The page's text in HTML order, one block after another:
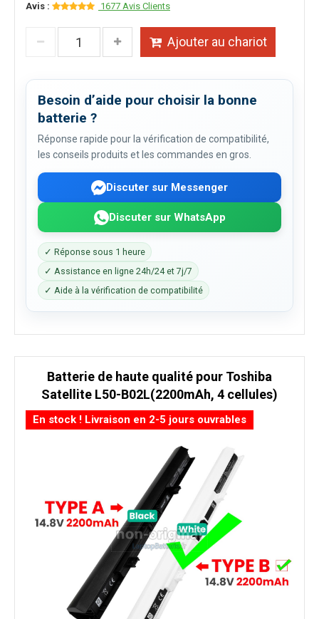
Avis : 1677 Avis Clients
Ajouter au chariot
Besoin d’aide pour choisir la bonne
batterie ?
Réponse rapide pour la vérification de compatibilité,
les conseils produits et les commandes en gros.
Discuter sur Messenger
Discuter sur WhatsApp
✓ Réponse sous 1 heure
✓ Assistance en ligne 24h/24 et 7j/7
✓ Aide à la vérification de compatibilité
Batterie de haute qualité pour Toshiba
Satellite L50-B02L(2200mAh, 4 cellules)
En stock ! Livraison en 2-5 jours ouvrables